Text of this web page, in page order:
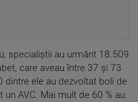
specialiștii au urmărit 18.509
care aveau între 37 și 73
dintre ele au dezvoltat boli de
un AVC. Mai mult de 60 % au